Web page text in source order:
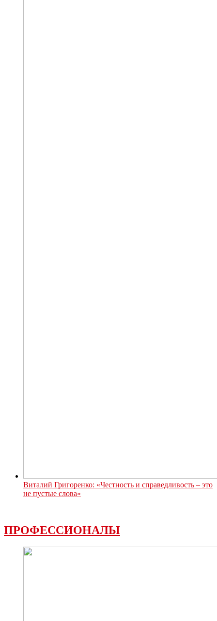
Виталий Григоренко: «Честность и справедливость – это
не пустые слова»
ПРОФЕССИОНАЛЫ